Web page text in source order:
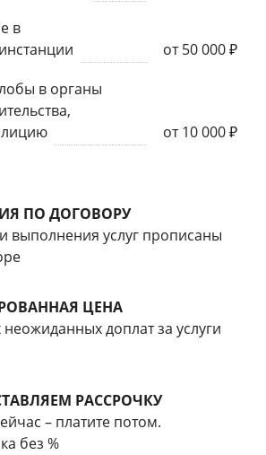
в
от 50 000 ₽
в органы
от 10 000 ₽
ПО ДОГОВОРУ
выполнения услуг прописаны
ЦЕНА
неожиданных доплат за услуги
РАССРОЧКУ
– платите потом.
без %